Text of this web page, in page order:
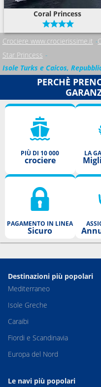
Coral Princess
Crociere www.crocierissime.it
Star Princess
Isole Turks e Caicos,
PERCHÈ
PIÙ DI 10 000
crociere
LA
PAGAMENTO IN LINEA
Sicuro
Destinazioni più popolari
Mediterraneo
Isole Greche
Caraibi
Fiordi e Scandinavia
Europa del Nord
Le navi più popolari